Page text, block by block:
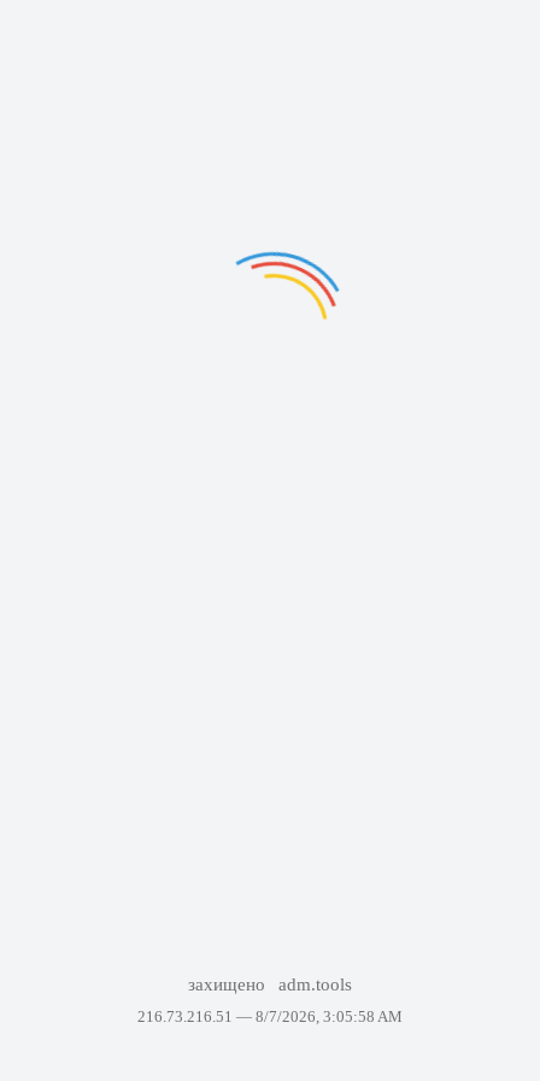
захищено adm.tools
216.73.216.51 — 8/7/2026, 3:05:58 AM